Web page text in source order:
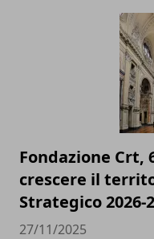
Fondazione Crt,
crescere il
Strategico 2026-
27/11/2025